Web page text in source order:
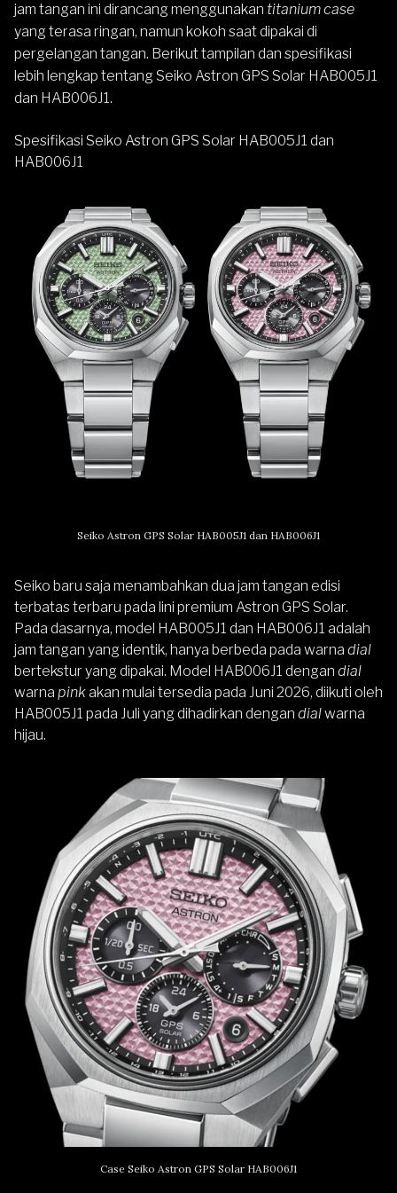
jam tangan ini dirancang menggunakan titanium case
yang terasa ringan, namun kokoh saat dipakai di
pergelangan tangan. Berikut tampilan dan spesifikasi
lebih lengkap tentang Seiko Astron GPS Solar HAB005J1
dan HAB006J1.
Spesifikasi Seiko Astron GPS Solar HAB005J1 dan
HAB006J1
Seiko Astron GPS Solar HAB005J1 dan HAB006J1
Seiko baru saja menambahkan dua jam tangan edisi
terbatas terbaru pada lini premium Astron GPS Solar.
Pada dasarnya, model HAB005J1 dan HAB006J1 adalah
jam tangan yang identik, hanya berbeda pada warna dial
bertekstur yang dipakai. Model HAB006J1 dengan dial
warna pinkakan mulai tersedia pada Juni 2026, diikuti oleh
HAB005J1 pada Juli yang dihadirkan dengan dialwarna
hijau.
Case Seiko Astron GPS Solar HAB006J1